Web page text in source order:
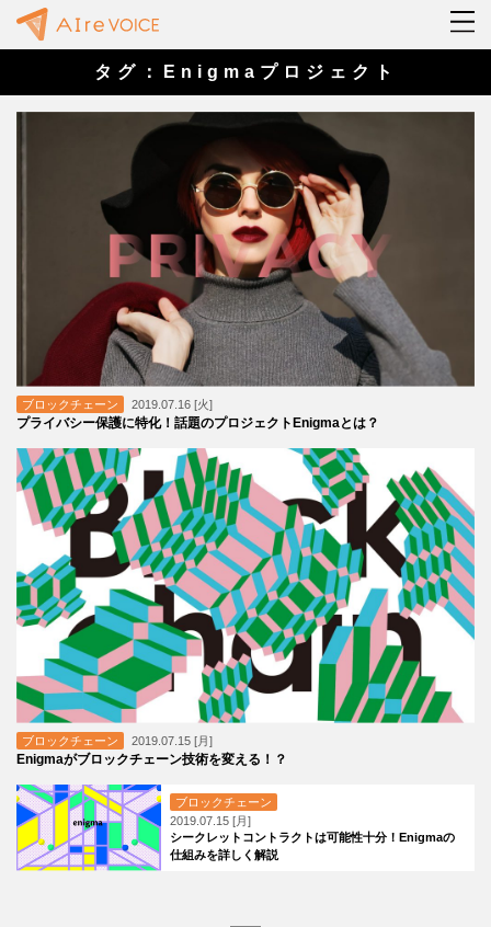
タグ：Enigmaプロジェクト
ブロックチェーン 2019.07.16 [火]
プライバシー保護に特化！話題のプロジェクトEnigmaとは？
ブロックチェーン 2019.07.15 [月]
Enigmaがブロックチェーン技術を変える！？
ブロックチェーン
2019.07.15 [月]
シークレットコントラクトは可能性十分！Enigmaの
仕組みを詳しく解説